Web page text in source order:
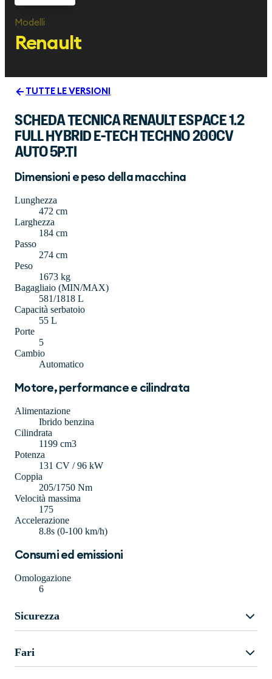
Modelli
Renault
TUTTE LE VERSIONI
SCHEDA TECNICA RENAULT ESPACE 1.2
FULL HYBRID E-TECH TECHNO 200CV
AUTO 5P.TI
Dimensioni e peso della macchina
Lunghezza
472 cm
Larghezza
184 cm
Passo
274 cm
Peso
1673 kg
Bagagliaio (MIN/MAX)
581/1818 L
Capacità serbatoio
55 L
Porte
5
Cambio
Automatico
Motore, performance e cilindrata
Alimentazione
Ibrido benzina
Cilindrata
1199 cm3
Potenza
131 CV / 96 kW
Coppia
205/1750 Nm
Velocità massima
175
Accelerazione
8.8s (0-100 km/h)
Consumi ed emissioni
Omologazione
6
Sicurezza
Fari